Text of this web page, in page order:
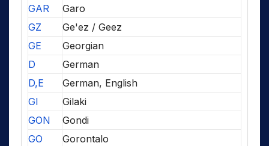
GAR
Garo
GZ
Ge'ez / Geez
GE
Georgian
D
German
D,E
German, English
GI
Gilaki
GON
Gondi
GO
Gorontalo